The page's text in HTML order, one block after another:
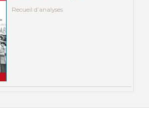
Recueil d’analyses